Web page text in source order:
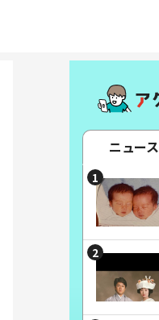
ニュース